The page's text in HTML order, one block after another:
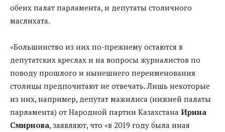
обеих палат парламента, и депутаты столичного
маслихата.
«Большинство из них по-прежнему остаются в
депутатских креслах и на вопросы журналистов по
поводу прошлого и нынешнего переименования
столицы предпочитают не отвечать. Лишь некоторые
из них, например, депутат мажилиса (нижней палаты
парламента) от Народной партии Казахстана Ирина
Смирнова, заявляют, что «в 2019 году была иная